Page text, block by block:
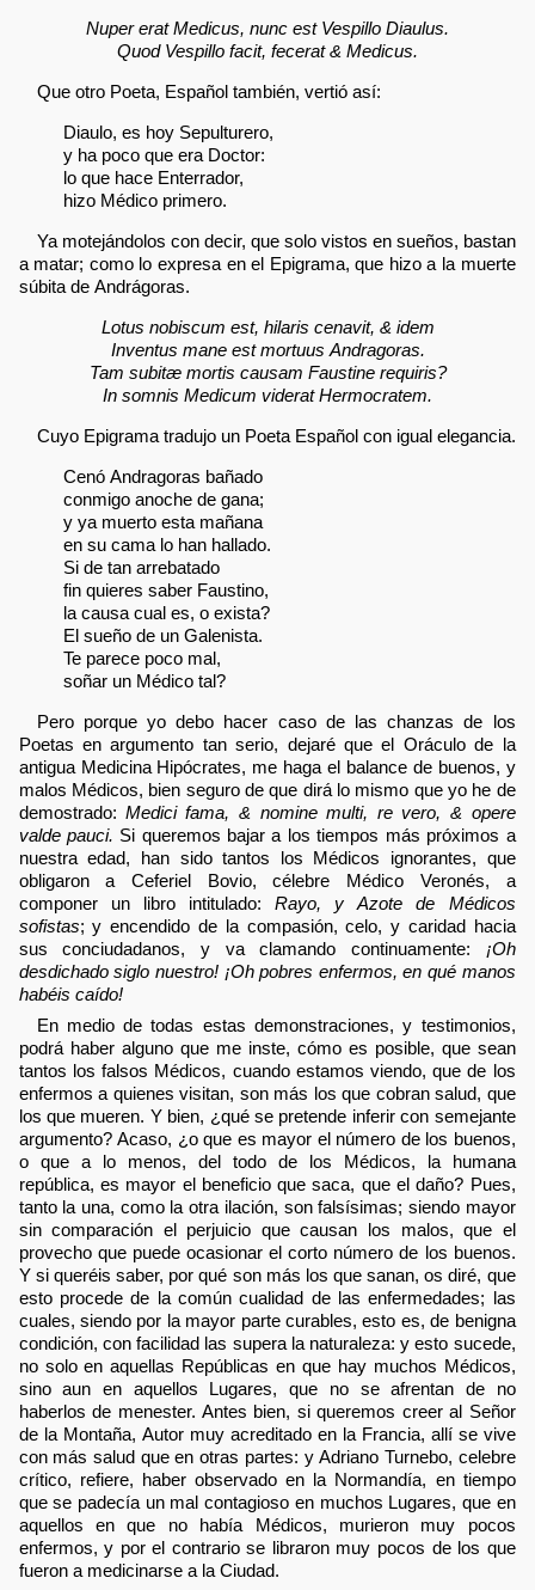
Nuper erat Medicus, nunc est Vespillo Diaulus.
Quod Vespillo facit, fecerat & Medicus.
Que otro Poeta, Español también, vertió así:
Diaulo, es hoy Sepulturero,
y ha poco que era Doctor:
lo que hace Enterrador,
hizo Médico primero.
Ya motejándolos con decir, que solo vistos en sueños, bastan
a matar; como lo expresa en el Epigrama, que hizo a la muerte
súbita de Andrágoras.
Lotus nobiscum est, hilaris cenavit, & idem
Inventus mane est mortuus Andragoras.
Tam subitæ mortis causam Faustine requiris?
In somnis Medicum viderat Hermocratem.
Cuyo Epigrama tradujo un Poeta Español con igual elegancia.
Cenó Andragoras bañado
conmigo anoche de gana;
y ya muerto esta mañana
en su cama lo han hallado.
Si de tan arrebatado
fin quieres saber Faustino,
la causa cual es, o exista?
El sueño de un Galenista.
Te parece poco mal,
soñar un Médico tal?
Pero porque yo debo hacer caso de las chanzas de los
Poetas en argumento tan serio, dejaré que el Oráculo de la
antigua Medicina Hipócrates, me haga el balance de buenos, y
malos Médicos, bien seguro de que dirá lo mismo que yo he de
demostrado: Medici fama, & nomine multi, re vero, & opere
valde pauci. Si queremos bajar a los tiempos más próximos a
nuestra edad, han sido tantos los Médicos ignorantes, que
obligaron a Ceferiel Bovio, célebre Médico Veronés, a
componer un libro intitulado: Rayo, y Azote de Médicos
sofistas; y encendido de la compasión, celo, y caridad hacia
sus conciudadanos, y va clamando continuamente: ¡Oh
desdichado siglo nuestro! ¡Oh pobres enfermos, en qué manos
habéis caído!
En medio de todas estas demonstraciones, y testimonios,
podrá haber alguno que me inste, cómo es posible, que sean
tantos los falsos Médicos, cuando estamos viendo, que de los
enfermos a quienes visitan, son más los que cobran salud, que
los que mueren. Y bien, ¿qué se pretende inferir con semejante
argumento? Acaso, ¿o que es mayor el número de los buenos,
o que a lo menos, del todo de los Médicos, la humana
república, es mayor el beneficio que saca, que el daño? Pues,
tanto la una, como la otra ilación, son falsísimas; siendo mayor
sin comparación el perjuicio que causan los malos, que el
provecho que puede ocasionar el corto número de los buenos.
Y si queréis saber, por qué son más los que sanan, os diré, que
esto procede de la común cualidad de las enfermedades; las
cuales, siendo por la mayor parte curables, esto es, de benigna
condición, con facilidad las supera la naturaleza: y esto sucede,
no solo en aquellas Repúblicas en que hay muchos Médicos,
sino aun en aquellos Lugares, que no se afrentan de no
haberlos de menester. Antes bien, si queremos creer al Señor
de la Montaña, Autor muy acreditado en la Francia, allí se vive
con más salud que en otras partes: y Adriano Turnebo, celebre
crítico, refiere, haber observado en la Normandía, en tiempo
que se padecía un mal contagioso en muchos Lugares, que en
aquellos en que no había Médicos, murieron muy pocos
enfermos, y por el contrario se libraron muy pocos de los que
fueron a medicinarse a la Ciudad.